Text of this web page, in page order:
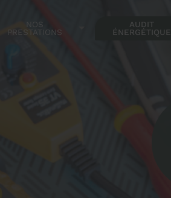
NOS
PRESTATIONS
AUDIT
ÉNERGÉTIQUE